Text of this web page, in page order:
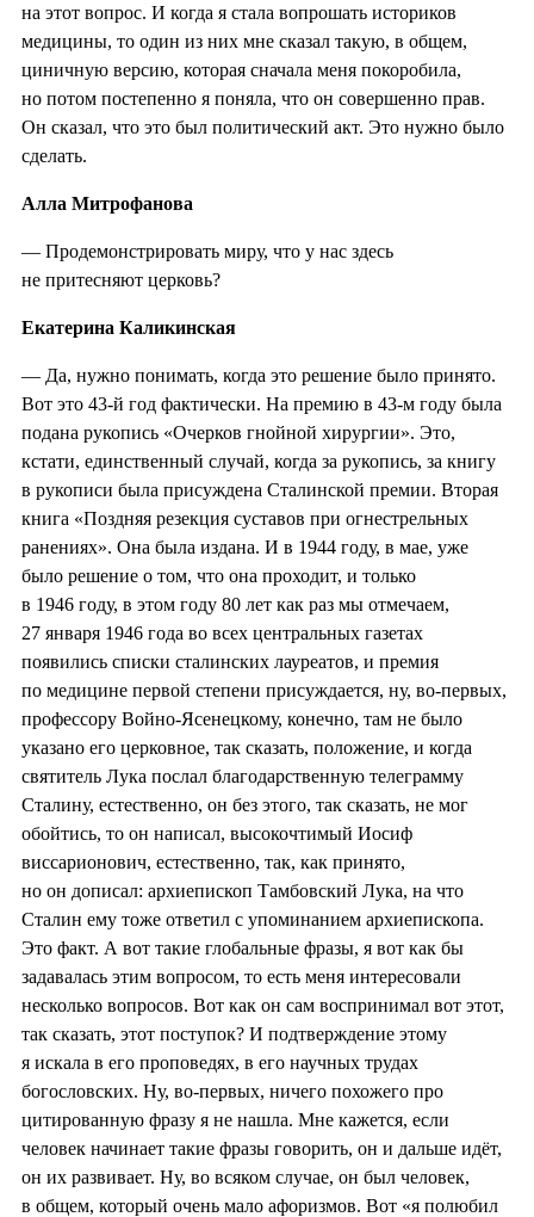
на этот вопрос. И когда я стала вопрошать историков
медицины, то один из них мне сказал такую, в общем,
циничную версию, которая сначала меня покоробила,
но потом постепенно я поняла, что он совершенно прав.
Он сказал, что это был политический акт. Это нужно было
сделать.
Алла Митрофанова
— Продемонстрировать миру, что у нас здесь
не притесняют церковь?
Екатерина Каликинская
— Да, нужно понимать, когда это решение было принято.
Вот это 43-й год фактически. На премию в 43-м году была
подана рукопись «Очерков гнойной хирургии». Это,
кстати, единственный случай, когда за рукопись, за книгу
в рукописи была присуждена Сталинской премии. Вторая
книга «Поздняя резекция суставов при огнестрельных
ранениях». Она была издана. И в 1944 году, в мае, уже
было решение о том, что она проходит, и только
в 1946 году, в этом году 80 лет как раз мы отмечаем,
27 января 1946 года во всех центральных газетах
появились списки сталинских лауреатов, и премия
по медицине первой степени присуждается, ну, во-первых,
профессору Войно-Ясенецкому, конечно, там не было
указано его церковное, так сказать, положение, и когда
святитель Лука послал благодарственную телеграмму
Сталину, естественно, он без этого, так сказать, не мог
обойтись, то он написал, высокочтимый Иосиф
виссарионович, естественно, так, как принято,
но он дописал: архиепископ Тамбовский Лука, на что
Сталин ему тоже ответил с упоминанием архиепископа.
Это факт. А вот такие глобальные фразы, я вот как бы
задавалась этим вопросом, то есть меня интересовали
несколько вопросов. Вот как он сам воспринимал вот этот,
так сказать, этот поступок? И подтверждение этому
я искала в его проповедях, в его научных трудах
богословских. Ну, во-первых, ничего похожего про
цитированную фразу я не нашла. Мне кажется, если
человек начинает такие фразы говорить, он и дальше идёт,
он их развивает. Ну, во всяком случае, он был человек,
в общем, который очень мало афоризмов. Вот «я полюбил